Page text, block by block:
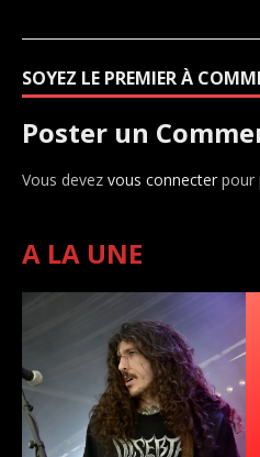
SOYEZ LE PREMIER À
Poster un
Vous devez vous connecter pour
A LA UNE